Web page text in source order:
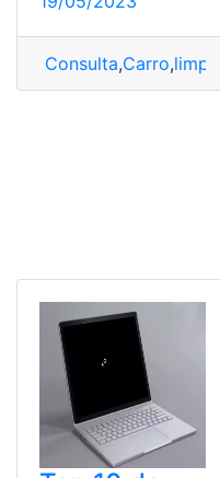
Consulta,Carro,limpiar